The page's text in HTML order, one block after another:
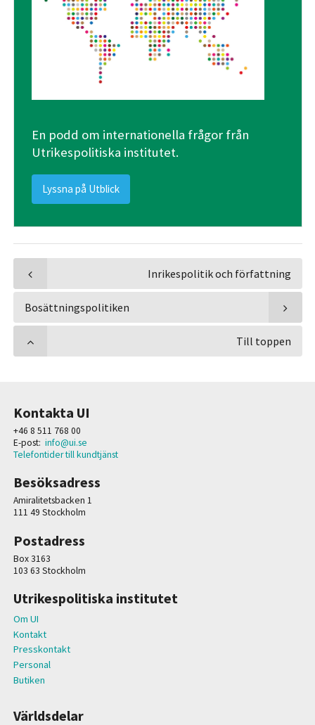
En podd om internationella frågor från
Utrikespolitiska institutet.
Lyssna på Utblick
Inrikespolitik och författning
Bosättningspolitiken
Till toppen
Kontakta UI
+46 8 511 768 00
E-post: info@ui.se
Telefontider till kundtjänst
Besöksadress
Amiralitetsbacken 1
111 49 Stockholm
Postadress
Box 3163
103 63 Stockholm
Utrikespolitiska institutet
Om UI
Kontakt
Presskontakt
Personal
Butiken
Världsdelar